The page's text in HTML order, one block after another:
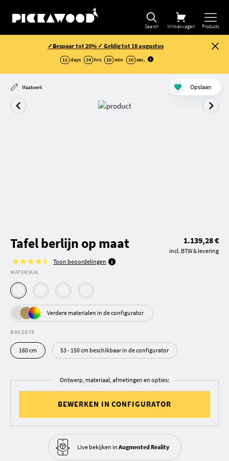
Search Winkelwagen Products
✓Bespaar tot 20% ✓ Geldig tot 18 augustus
11 days 14 hrs 10 min 09 sec.
Maatwerk Opslaan
Tafel berlijn op maat
Toon beoordelingen
1.139,28 €
incl. BTW & levering
MATERIAAL
Verdere materialen in de configurator
BREEDTE
160 cm 53 - 150 cm beschikbaar in de configurator
Ontwerp, materiaal, afmetingen en opties:
BEWERKEN IN CONFIGURATOR
Live bekijken in Augmented Reality
Selectie verfijnen